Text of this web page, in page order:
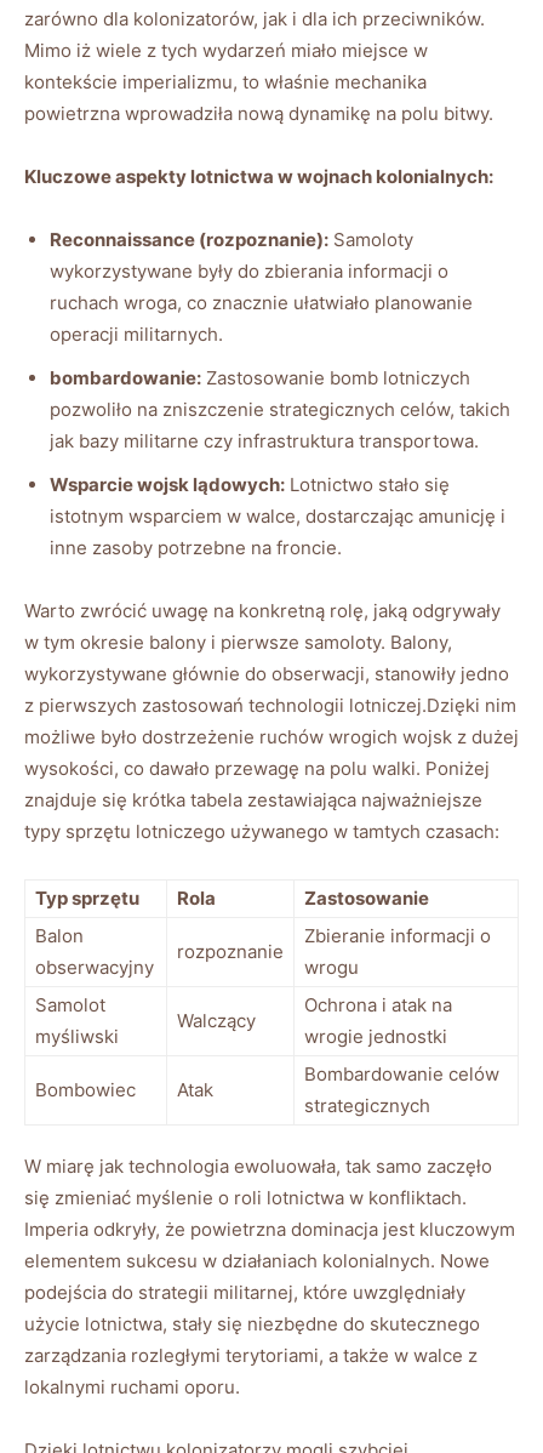
zarówno dla kolonizatorów, jak i dla ich przeciwników.
Mimo iż wiele z tych wydarzeń miało miejsce w
kontekście imperializmu, to właśnie mechanika
powietrzna wprowadziła nową dynamikę na polu bitwy.
Kluczowe aspekty lotnictwa w wojnach kolonialnych:
Reconnaissance (rozpoznanie): Samoloty
wykorzystywane były do zbierania informacji o
ruchach wroga, co znacznie ułatwiało planowanie
operacji militarnych.
bombardowanie: Zastosowanie bomb lotniczych
pozwoliło na zniszczenie strategicznych celów, takich
jak bazy militarne czy infrastruktura transportowa.
Wsparcie wojsk lądowych: Lotnictwo stało się
istotnym wsparciem w walce, dostarczając amunicję i
inne zasoby potrzebne na froncie.
Warto zwrócić uwagę na konkretną rolę, jaką odgrywały
w tym okresie balony i pierwsze samoloty. Balony,
wykorzystywane głównie do obserwacji, stanowiły jedno
z pierwszych zastosowań technologii lotniczej.Dzięki nim
możliwe było dostrzeżenie ruchów wrogich wojsk z dużej
wysokości, co dawało przewagę na polu walki. Poniżej
znajduje się krótka tabela zestawiająca najważniejsze
typy sprzętu lotniczego używanego w tamtych czasach:
Typ sprzętu Rola
Zastosowanie
Balon
obserwacyjny
rozpoznanie
Zbieranie informacji o
wrogu
Samolot
myśliwski
Walczący
Ochrona i atak na
wrogie jednostki
Bombowiec Atak
Bombardowanie celów
strategicznych
W miarę jak technologia ewoluowała, tak samo zaczęło
się zmieniać myślenie o roli lotnictwa w konfliktach.
Imperia odkryły, że powietrzna dominacja jest kluczowym
elementem sukcesu w działaniach kolonialnych. Nowe
podejścia do strategii militarnej, które uwzględniały
użycie lotnictwa, stały się niezbędne do skutecznego
zarządzania rozległymi terytoriami, a także w walce z
lokalnymi ruchami oporu.